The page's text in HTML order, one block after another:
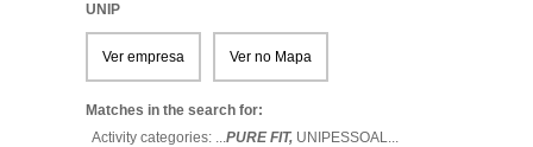
UNIP
Ver empresa Ver no Mapa
Matches in the search for:
Activity categories: ...PURE FIT, UNIPESSOAL...